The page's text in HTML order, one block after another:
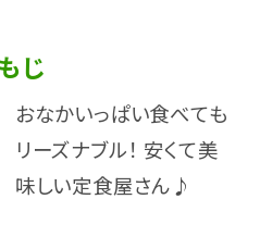
じ
おなかいっぱい食べても
リーズナブル！ 安くて美
味しい定食屋さん♪